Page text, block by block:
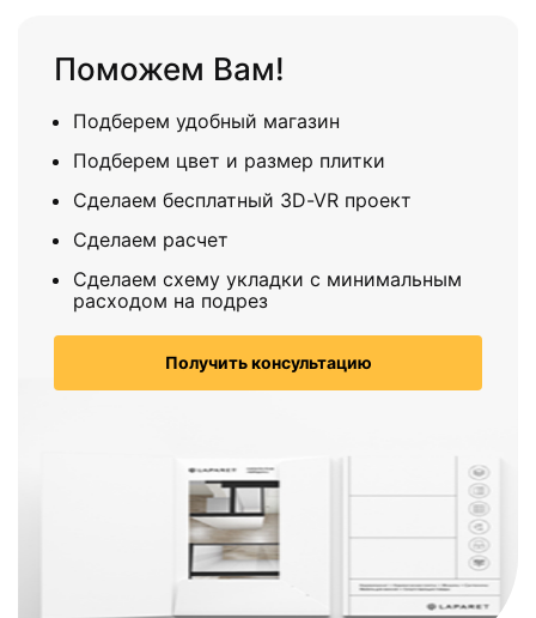
Поможем Вам!
Подберем удобный магазин
Подберем цвет и размер плитки
Сделаем бесплатный 3D-VR проект
Сделаем расчет
Сделаем схему укладки с минимальным
расходом на подрез
Получить консультацию